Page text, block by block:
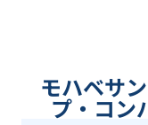
モハベサ
プ・コン